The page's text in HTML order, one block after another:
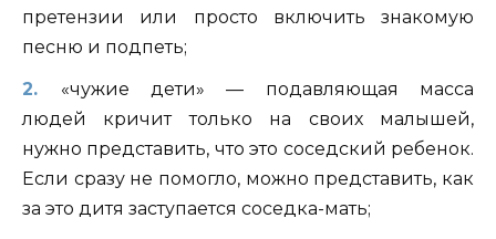
претензии или просто включить знакомую
песню и подпеть;
«чужие дети» — подавляющая масса
людей кричит только на своих малышей,
нужно представить, что это соседский ребенок.
Если сразу не помогло, можно представить, как
за это дитя заступается соседка-мать;